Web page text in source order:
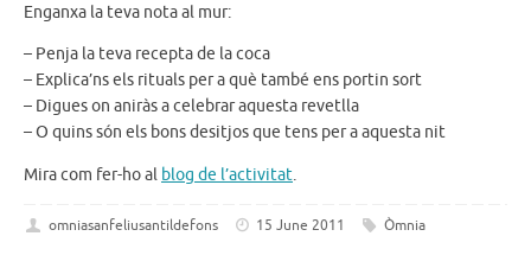
Enganxa la teva nota al mur:
– Penja la teva recepta de la coca
– Explica’ns els rituals per a què també ens portin sort
– Digues on aniràs a celebrar aquesta revetlla
– O quins són els bons desitjos que tens per a aquesta nit
Mira com fer-ho al blog de l’activitat.
omniasanfeliusantildefons 15 June 2011 Òmnia